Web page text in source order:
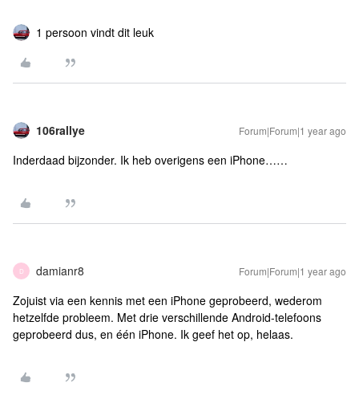
1 persoon vindt dit leuk
106rallye Forum|Forum|1 year ago
Inderdaad bijzonder. Ik heb overigens een iPhone……
D damianr8 Forum|Forum|1 year ago
Zojuist via een kennis met een iPhone geprobeerd, wederom
hetzelfde probleem. Met drie verschillende Android-telefoons
geprobeerd dus, en één iPhone. Ik geef het op, helaas.